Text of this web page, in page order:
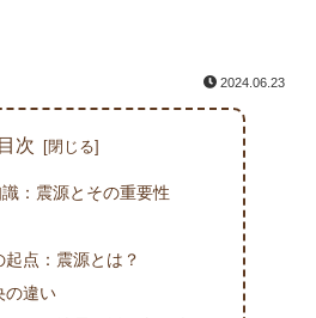
2024.06.23
目次
：震源とその重要性
点：震源とは？
の違い